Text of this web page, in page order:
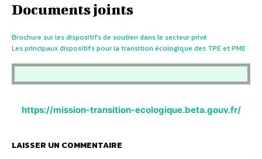
Documents joints
Brochure sur les dispositifs de soutien dans le secteur privé
Les principaux dispositifs pour la transition écologique des TPE et PME
https://mission-transition-ecologique.beta.gouv.fr/
LAISSER UN COMMENTAIRE